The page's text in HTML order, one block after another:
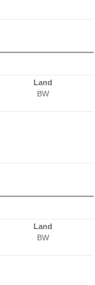
Land
BW
Land
BW